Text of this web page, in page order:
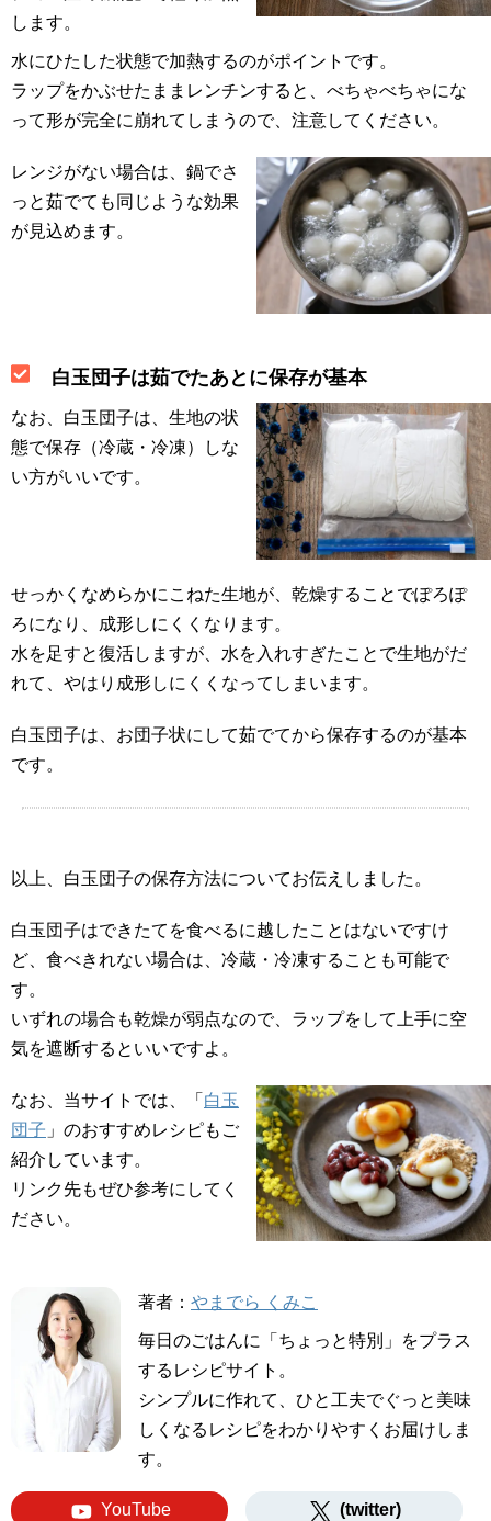
します。
水にひたした状態で加熱するのがポイントです。
ラップをかぶせたままレンチンすると、べちゃべちゃにな
って形が完全に崩れてしまうので、注意してください。
レンジがない場合は、鍋でさ
っと茹でても同じような効果
が見込めます。
白玉団子は茹でたあとに保存が基本
なお、白玉団子は、生地の状
態で保存（冷蔵・冷凍）しな
い方がいいです。
せっかくなめらかにこねた生地が、乾燥することでぽろぽ
ろになり、成形しにくくなります。
水を足すと復活しますが、水を入れすぎたことで生地がだ
れて、やはり成形しにくくなってしまいます。
白玉団子は、お団子状にして茹でてから保存するのが基本
です。
以上、白玉団子の保存方法についてお伝えしました。
白玉団子はできたてを食べるに越したことはないですけ
ど、食べきれない場合は、冷蔵・冷凍することも可能で
す。
いずれの場合も乾燥が弱点なので、ラップをして上手に空
気を遮断するといいですよ。
なお、当サイトでは、「 白玉
団子 」のおすすめレシピもご
紹介しています。
リンク先もぜひ参考にしてく
ださい。
著者： やまでら くみこ
毎日のごはんに「ちょっと特別」をプラス
するレシピサイト。
シンプルに作れて、ひと工夫でぐっと美味
しくなるレシピをわかりやすくお届けしま
す。
YouTube (twitter)